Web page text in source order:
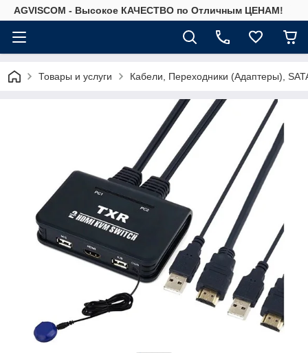
AGVISCOM - Высокое КАЧЕСТВО по Отличным ЦЕНАМ!
Товары и услуги Кабели, Переходники (Адаптеры),